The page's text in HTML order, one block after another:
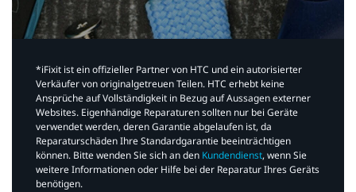
*iFixit ist ein offizieller Partner von HTC und ein autorisierter
Verkäufer von originalgetreuen Teilen. HTC erhebt keine
Ansprüche auf Vollständigkeit in Bezug auf Aussagen externer
Websites. Eigenhändige Reparaturen sollten nur bei Geräte
verwendet werden, deren Garantie abgelaufen ist, da
Reparaturschäden Ihre Standardgarantie beeinträchtigen
können. Bitte wenden Sie sich an den Kundendienst, wenn Sie
weitere Informationen oder Hilfe bei der Reparatur Ihres Geräts
benötigen.​